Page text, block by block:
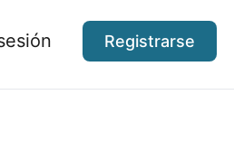
Registrarse